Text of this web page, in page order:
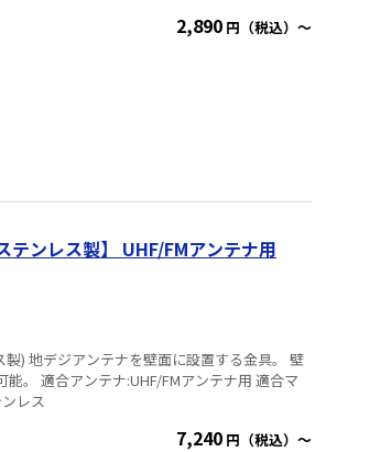
2,890 円（税込）～
テンレス製】 UHF/FMアンテナ用
。 壁
適合マ
レス
7,240 円（税込）～